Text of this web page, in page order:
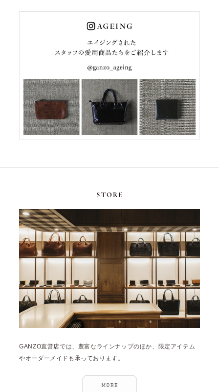
GANZO直営店では、豊富なラインナップのほか、限定アイテム
やオーダーメイドも承っております。